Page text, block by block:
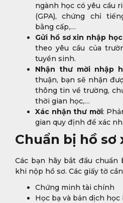
ngành học có yêu cầu
(GPA), chứng chỉ
bằng cấp,…
Gửi hồ sơ xin nhập học
theo yêu cầu của
tuyển sinh.
Nhận thư mời nhập
thuận, bạn sẽ nhận
thông tin về trường,
thời gian học,…
Xác nhận thư mời:
gian quy định để xác
Chuẩn bị hồ sơ
Các bạn hãy bắt đầu
khi nộp hồ sơ. Các giấy tờ
Chứng minh tài chính
Học bạ và bản dịch học